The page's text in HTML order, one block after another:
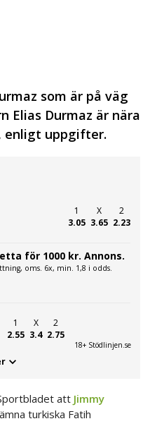
som är på väg
Elias Durmaz är nära
enligt uppgifter.
1
3.05
X
3.65
2
2.23
för 1000 kr. Annons.
oms. 6x, min. 1,8 i odds.
1
2.55
X
3.4
2
2.75
18+ Stödlinjen.se
att Jimmy
turkiska Fatih